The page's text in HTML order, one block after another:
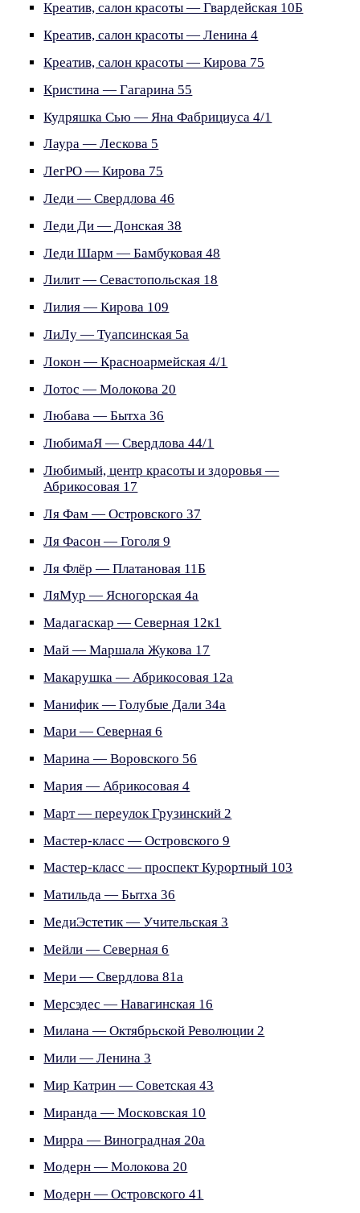
Креатив, салон красоты — Гвардейская 10Б
Креатив, салон красоты — Ленина 4
Креатив, салон красоты — Кирова 75
Кристина — Гагарина 55
Кудряшка Сью — Яна Фабрициуса 4/1
Лаура — Лескова 5
ЛегРО — Кирова 75
Леди — Свердлова 46
Леди Ди — Донская 38
Леди Шарм — Бамбуковая 48
Лилит — Севастопольская 18
Лилия — Кирова 109
ЛиЛу — Туапсинская 5а
Локон — Красноармейская 4/1
Лотос — Молокова 20
Любава — Бытха 36
ЛюбимаЯ — Свердлова 44/1
Любимый, центр красоты и здоровья —
Абрикосовая 17
Ля Фам — Островского 37
Ля Фасон — Гоголя 9
Ля Флёр — Платановая 11Б
ЛяМур — Ясногорская 4а
Мадагаскар — Северная 12к1
Май — Маршала Жукова 17
Макарушка — Абрикосовая 12а
Манифик — Голубые Дали 34а
Мари — Северная 6
Марина — Воровского 56
Мария — Абрикосовая 4
Март — переулок Грузинский 2
Мастер-класс — Островского 9
Мастер-класс — проспект Курортный 103
Матильда — Бытха 36
МедиЭстетик — Учительская 3
Мейли — Северная 6
Мери — Свердлова 81а
Мерсэдес — Навагинская 16
Милана — Октябрьской Революции 2
Мили — Ленина 3
Мир Катрин — Советская 43
Миранда — Московская 10
Мирра — Виноградная 20а
Модерн — Молокова 20
Модерн — Островского 41